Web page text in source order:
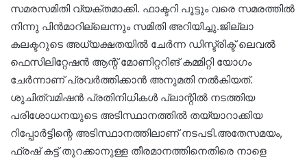
സമരസമിതി വ്യക്തമാക്കി. ഫാക്ടറി പൂട്ടും വരെ സമരത്തിൽ
നിന്നു പിൻമാറില്ലെന്നും സമിതി അറിയിച്ചു.ജില്ലാ
കലക്ടറുടെ അധ്യക്ഷതയില്‍ ചേര്‍ന്ന ഡിസ്ട്രിക്ട് ലെവല്‍
ഫെസിലിറ്റേഷന്‍ ആന്റ് മോണിറ്ററിങ് കമ്മിറ്റി യോ​ഗം
ചേർന്നാണ് പ്രവർത്തിക്കാൻ അനുമതി നൽകിയത്.
ശുചിത്വമിഷന്‍ പ്രതിനിധികള്‍ പ്ലാന്റില്‍ നടത്തിയ
പരിശോധനയുടെ അടിസ്ഥാനത്തില്‍ തയ്യാറാക്കിയ
റിപ്പോര്‍ട്ടിന്റെ അടിസ്ഥാനത്തിലാണ് നടപടി.അതേസമയം,
ഫ്രഷ് കട്ട് തുറക്കാനുള്ള തീരമാനത്തിനെതിരെ നാളെ